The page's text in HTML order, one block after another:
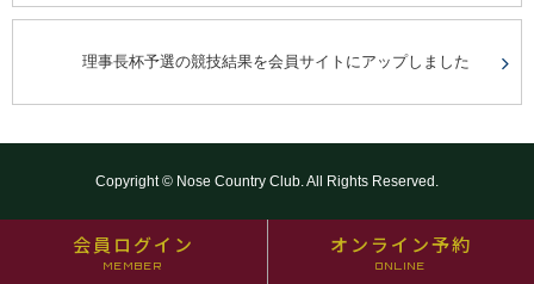
会員ログイン
MEMBER
オンライン予約
ONLINE
理事長杯予選の競技結果を会員サイトにアップしました
Copyright © Nose Country Club. All Rights Reserved.